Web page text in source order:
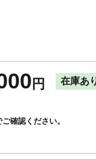
円 在庫あ
ご確認ください。